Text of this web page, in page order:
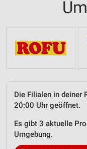
Die Filialen in deiner
20:00 Uhr geöffnet.
Es gibt 3 aktuelle
Umgebung.